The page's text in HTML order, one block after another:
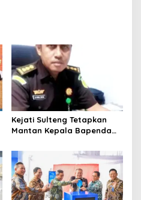
Kejati Sulteng Tetapkan
Mantan Kepala Bapenda
Korupsi Pajak
Pertambangan